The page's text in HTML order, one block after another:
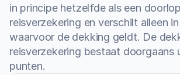
in principe hetzelfde als een
reisverzekering en verschilt alleen
waarvoor de dekking geldt. De
reisverzekering bestaat doorgaans
punten.